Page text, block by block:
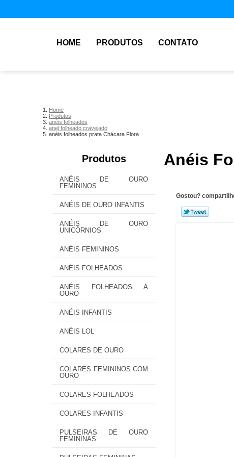
HOME PRODUTOS CONTATO
Home
Produtos
anéis folheados
anel folheado cravejado
anéis folheados prata Chácara Flora
Produtos
ANÉIS DE OURO
FEMININOS
ANÉIS DE OURO INFANTIS
ANÉIS DE OURO
UNICÓRNIOS
ANÉIS FEMININOS
ANÉIS FOLHEADOS
ANÉIS FOLHEADOS A
OURO
ANÉIS INFANTIS
ANÉIS LOL
COLARES DE OURO
COLARES FEMININOS COM
OURO
COLARES FOLHEADOS
COLARES INFANTIS
PULSEIRAS DE OURO
FEMININAS
Anéis
Gostou?